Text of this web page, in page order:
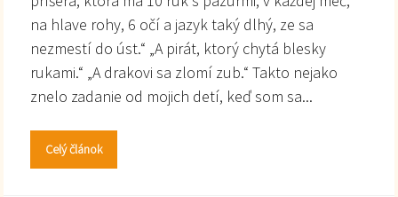
na hlave rohy, 6 očí a jazyk taký dlhý, ze sa
nezmestí do úst.“ „A pirát, ktorý chytá blesky
rukami.“ „A drakovi sa zlomí zub.“ Takto nejako
znelo zadanie od mojich detí, keď som sa...
Celý článok